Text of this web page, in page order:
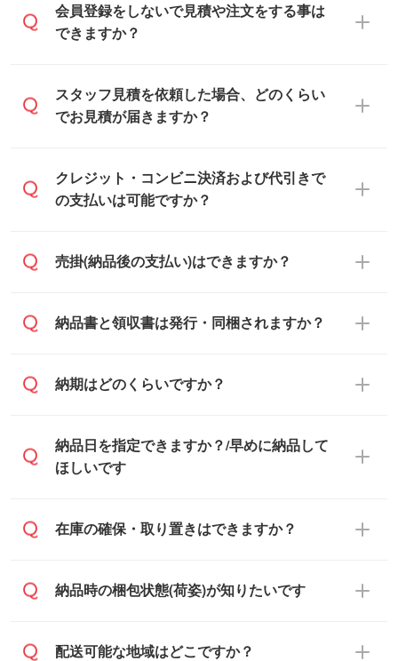
会員登録をしないで見積や注文をする事は
できますか？
可能です。見積・注文フォームにて『ゲス
トのまま進む』ボタンからお進みのうえ、
スタッフ見積を依頼した場合、どのくらい
でお見積が届きますか？
通常、翌営業日までにお送りしておりま
す。混雑状況によっては、お時間をいただ
翌営業日以降のご連絡となります。
クレジット・コンビニ決済および代引きで
の支払いは可能ですか？
銀行振込のみのご対応となります。
売掛(納品後の支払い)はできますか？
基本的には先入金をお願いしております
に対応可能です。
人様からご注文いただく場合でも、お支払
い元が学校や幼稚園・保育園であれば、同
す。
納品書と領収書は発行・同梱されますか？
納品書・領収書は ご依頼をいただいた場合
でお送りします。
原本の郵送をご希望の場合は、担当スタッ
備考欄』よりお知らせください。
納期はどのくらいですか？
・印刷する場合(500個程度)
ご入金、イメージ画像の校了から約2週間
・商品のみ注文する場合(サンプル購入を含
ます。
納期は商品や数量、印刷方法、ご納品場
納品日を指定できますか？/早めに納品して
ほしいです
ご希望の納期がある場合は、お問い合わ
在庫状況や印刷スケジュールを確認のう
在庫の確保・取り置きはできますか？
ご入金確認後に在庫を確保し、注文確定の
ださい。
納品時の梱包状態(荷姿)が知りたいです
商品によって異なります。各ページにある
配送可能な地域はどこですか？